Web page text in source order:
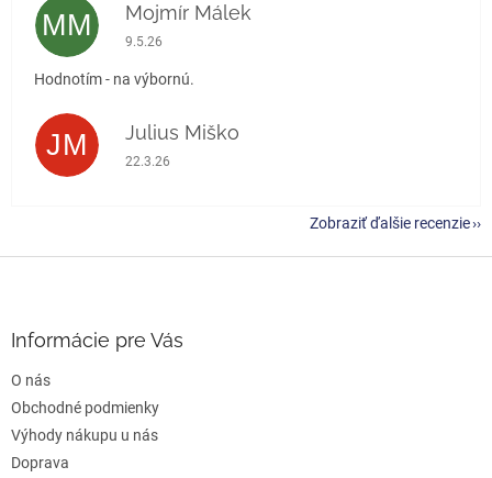
MM Mojmír Málek
Hodnotenie obchodu je 5 z 5 hviezdičiek.
9.5.26
Hodnotím - na výbornú.
JM Julius Miško
Hodnotenie obchodu je 5 z 5 hviezdičiek.
22.3.26
Zobraziť ďalšie recenzie
e
Informácie pre Vás
O nás
Obchodné podmienky
Výhody nákupu u nás
Doprava